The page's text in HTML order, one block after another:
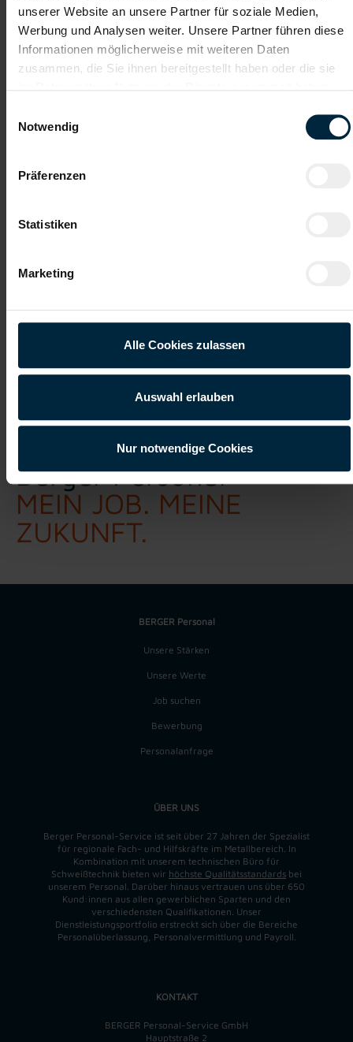
unserer Website an unsere Partner für soziale Medien,
Werbung und Analysen weiter. Unsere Partner führen diese
Informationen möglicherweise mit weiteren Daten
zusammen, die Sie ihnen bereitgestellt haben oder die sie
Notwendig
Präferenzen
Statistiken
Marketing
Alle Cookies zulassen
Auswahl erlauben
Nur notwendige Cookies
und willige ein, dass meine personenbezogenen Daten im
Berger Personal
MEIN JOB. MEINE
ZUKUNFT.
BERGER Personal
Unsere Stärken
Unsere Werte
Job suchen
Bewerbung
Personalanfrage
ÜBER UNS
Berger Personal-Service ist seit über 27 Jahren der Spezialist
für regionale Fach- und Hilfskräfte im Metallbereich. In
Kombination mit unserem technischen Büro für
Schweißtechnik bieten wir höchste Qualitätsstandards bei
unserem Personal. Darüber hinaus vertrauen uns über 650
Kund:innen aus allen gewerblichen Sparten und den
verschiedensten Qualifikationen. Unser
Dienstleistungsportfolio erstreckt sich über die Bereiche
Personalüberlassung, Personalvermittlung und Payroll.
KONTAKT
BERGER Personal-Service GmbH
Hauptstraße 2